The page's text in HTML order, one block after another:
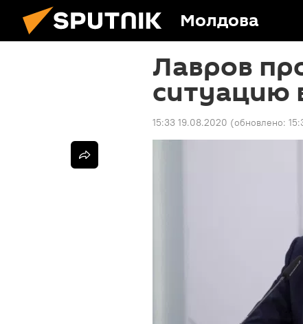
Молдова
Лавров
ситуацию
15:33 19.08.2020 (обновлено: